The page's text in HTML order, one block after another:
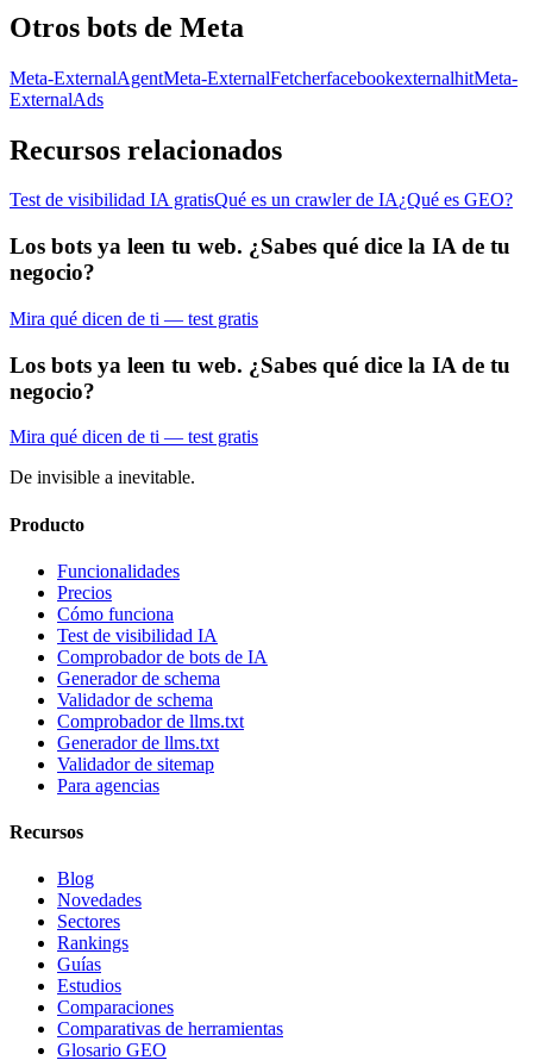
Otros bots de Meta
Meta-ExternalAgentMeta-ExternalFetcherfacebookexternalhitMeta-
ExternalAds
Recursos relacionados
Test de visibilidad IA gratisQué es un crawler de IA¿Qué es GEO?
Los bots ya leen tu web. ¿Sabes qué dice la IA de tu
negocio?
Mira qué dicen de ti — test gratis
Los bots ya leen tu web. ¿Sabes qué dice la IA de tu
negocio?
Mira qué dicen de ti — test gratis
De invisible a inevitable.
Producto
Funcionalidades
Precios
Cómo funciona
Test de visibilidad IA
Comprobador de bots de IA
Generador de schema
Validador de schema
Comprobador de llms.txt
Generador de llms.txt
Validador de sitemap
Para agencias
Recursos
Blog
Novedades
Sectores
Rankings
Guías
Estudios
Comparaciones
Comparativas de herramientas
Glosario GEO